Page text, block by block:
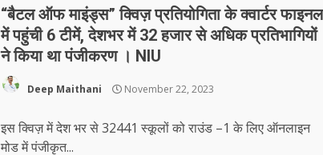
“बैटल ऑफ माइंड्स” क्विज़ प्रतियोगिता के क्वार्टर फाइनल
में पहुंची 6 टीमें, देशभर में 32 हजार से अधिक प्रतिभागियों
ने किया था पंजीकरण । NIU
Deep Maithani November 22, 2023
इस क्विज़ में देश भर से 32441 स्कूलों को राउंड –1 के लिए ऑनलाइन
मोड में पंजीकृत...